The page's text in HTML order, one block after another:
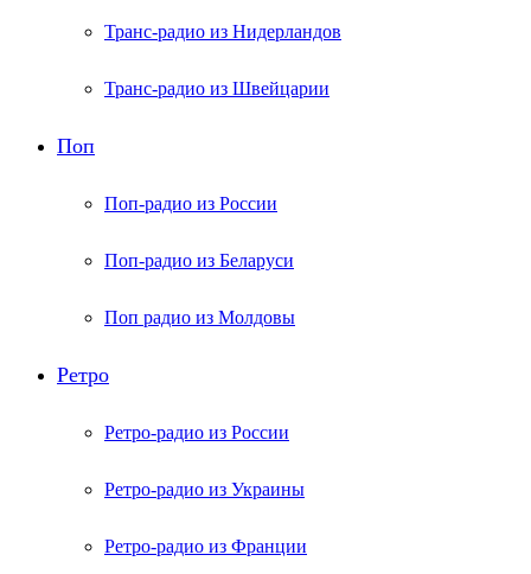
Транс-радио из Нидерландов
Транс-радио из Швейцарии
Поп
Поп-радио из России
Поп-радио из Беларуси
Поп радио из Молдовы
Ретро
Ретро-радио из России
Ретро-радио из Украины
Ретро-радио из Франции